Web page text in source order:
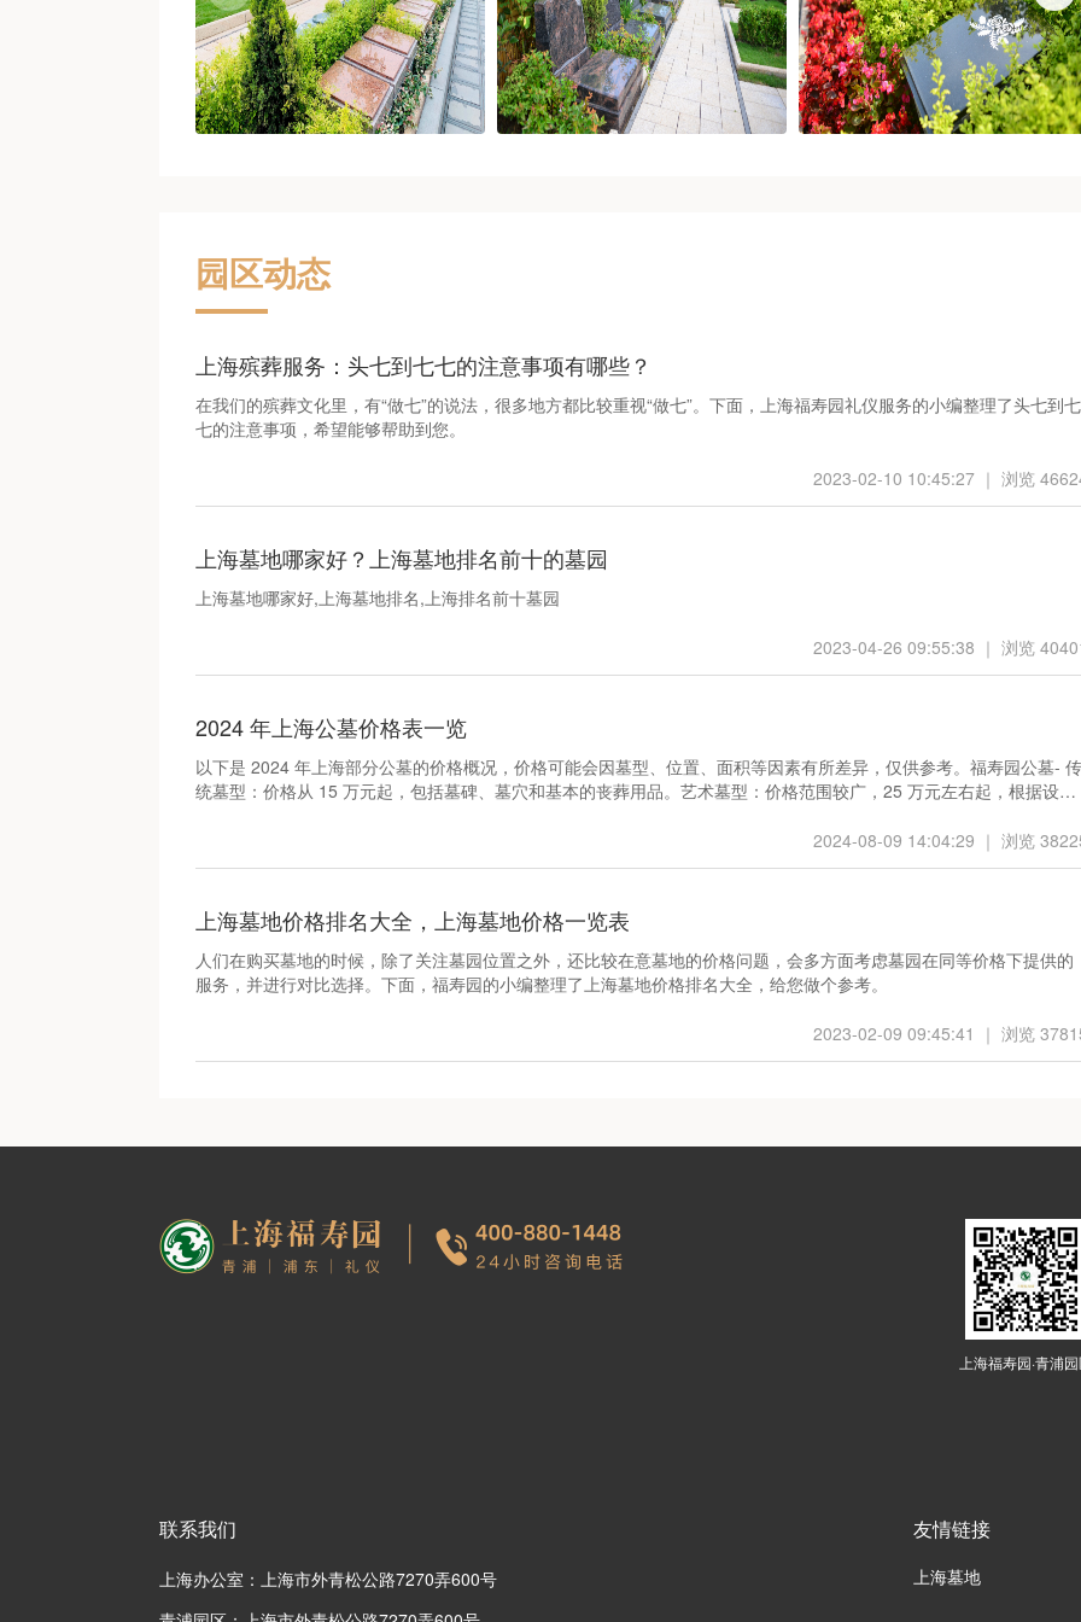
园区动态
上海殡葬服务：头七到七七的注意事项有哪些？
在我们的殡葬文化里，有“做七”的说法，很多地方都比较重视“做七”。下面，上海福寿园礼仪服务的小编整理了头七到七
七的注意事项，希望能够帮助到您。
2023-02-10 10:45:27 ｜ 浏览
上海墓地哪家好？上海墓地排名前十的墓园
上海墓地哪家好,上海墓地排名,上海排名前十墓园
2023-04-26 09:55:38 ｜ 浏览
2024 年上海公墓价格表一览
以下是 2024 年上海部分公墓的价格概况，价格可能会因墓型、位置、面积等因素有所差异，仅供参考。福寿园公墓- 传
统墓型：价格从 15 万元起，包括墓碑、墓穴和基本的丧葬用品。艺术墓型：价格范围较广，25 万元左右起，根据设计
2024-08-09 14:04:29 ｜ 浏览
上海墓地价格排名大全，上海墓地价格一览表
人们在购买墓地的时候，除了关注墓园位置之外，还比较在意墓地的价格问题，会多方面考虑墓园在同等价格下提供的
服务，并进行对比选择。下面，福寿园的小编整理了上海墓地价格排名大全，给您做个参考。
2023-02-09 09:45:41 ｜ 浏览
上海福寿园·青浦
联系我们
上海办公室：上海市外青松公路7270弄600号
友情链接
上海墓地